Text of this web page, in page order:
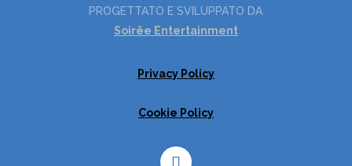
PROGETTATO E SVILUPPATO DA
Soirëe Entertainment
Privacy Policy
Cookie Policy